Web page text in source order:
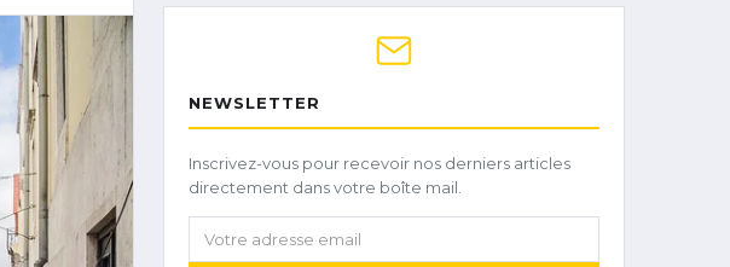
NEWSLETTER
Inscrivez-vous pour recevoir nos derniers articles
directement dans votre boîte mail.
Votre adresse email